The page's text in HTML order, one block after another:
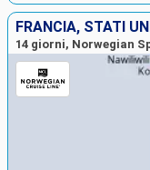
FRANCIA, STATI
14 giorni, Norwegian